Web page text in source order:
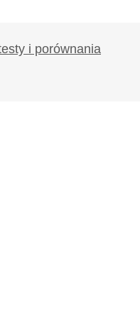
opublikowany.